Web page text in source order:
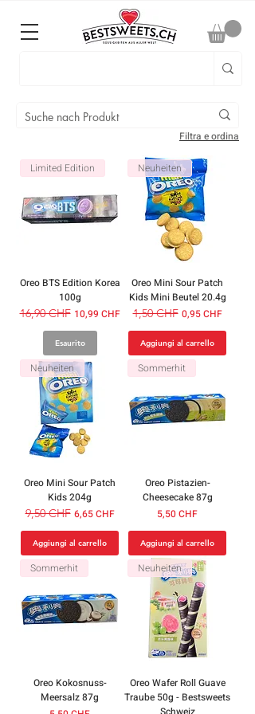
Filtra e ordina
Limited Edition
Oreo BTS Edition Korea
100g
Prezzo regolare
16,90 CHF Prezzo scontato
10,99 CHF
Esaurito
Neuheiten
Oreo Mini Sour Patch
Kids Mini Beutel 20.4g
Prezzo regolare
1,50 CHF Prezzo scontato
0,95 CHF
Aggiungi al carrello
Neuheiten
Oreo Mini Sour Patch
Kids 204g
Prezzo regolare
9,50 CHF Prezzo scontato
6,65 CHF
Aggiungi al carrello
Sommerhit
Oreo Pistazien-
Cheesecake 87g
Prezzo
5,50 CHF
Aggiungi al carrello
Sommerhit
Oreo Kokosnuss-
Meersalz 87g
Neuheiten
Oreo Wafer Roll Guave
Traube 50g - Bestsweets